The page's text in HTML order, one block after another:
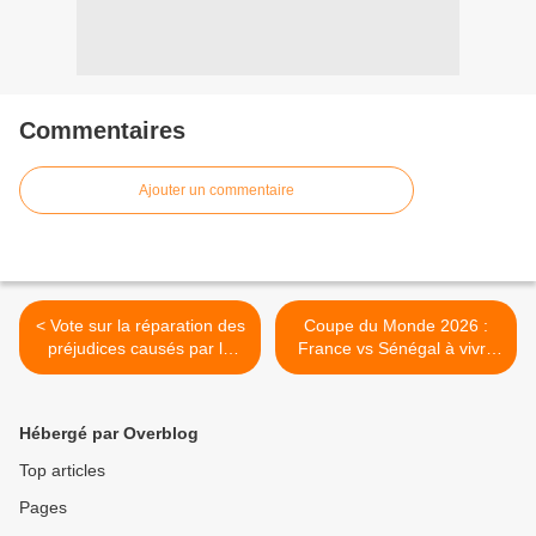
Commentaires
Ajouter un commentaire
< Vote sur la réparation des
préjudices causés par la
transplantation de mineurs
mer de France Télévisions
mobilise l'ensemble de sa
Coupe du Monde 2026 :
France vs Sénégal à vivre
sur La 1ère ! >
Hébergé par Overblog
Top articles
Pages